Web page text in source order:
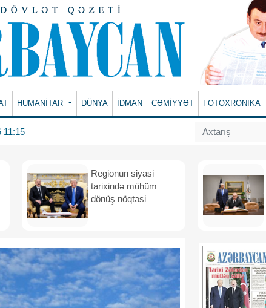
HUMANITAR DÜNYA İDMAN CƏMİYYƏT FOTOXRONIKA
11:15
Regionun siyasi
tarixində mühüm
dönüş nöqtəsi